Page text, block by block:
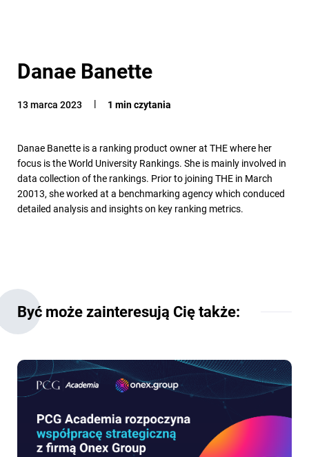
Danae Banette
13 marca 2023 1 min czytania
Danae Banette is a ranking product owner at THE where her
focus is the World University Rankings. She is mainly involved in
data collection of the rankings. Prior to joining THE in March
20013, she worked at a benchmarking agency which conduced
detailed analysis and insights on key ranking metrics.
Być może zainteresują Cię także: